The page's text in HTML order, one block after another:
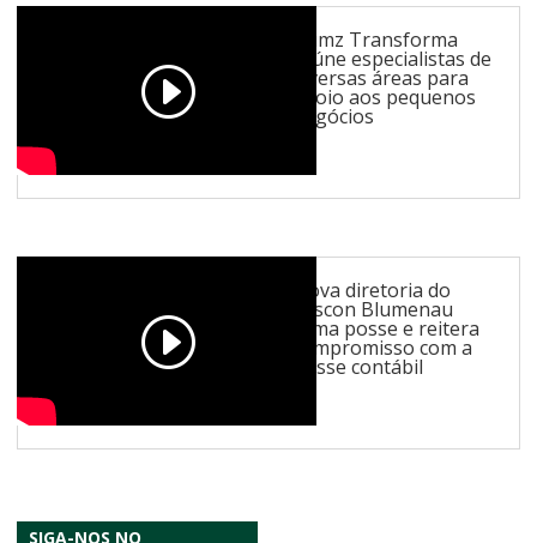
Gumz Transforma
reúne especialistas de
diversas áreas para
apoio aos pequenos
negócios
Nova diretoria do
Sescon Blumenau
toma posse e reitera
compromisso com a
classe contábil
SIGA-NOS NO